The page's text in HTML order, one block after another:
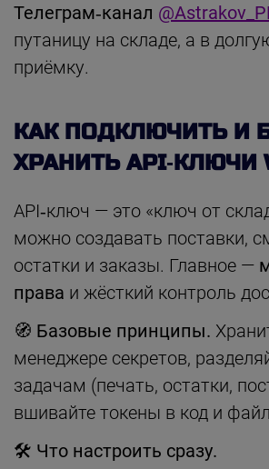
Телеграм‑канал
путаницу на складе, а в
приёмку.
КАК ПОДКЛЮЧИТЬ И
ХРАНИТЬ API‑КЛЮЧИ
API‑ключ — это «ключ от
можно создавать поставки,
остатки и заказы. Главное —
права и жёсткий контроль
🧭 Базовые принципы.
менеджере секретов,
задачам (печать, остатки,
вшивайте токены в код и
🛠 Что настроить сразу.